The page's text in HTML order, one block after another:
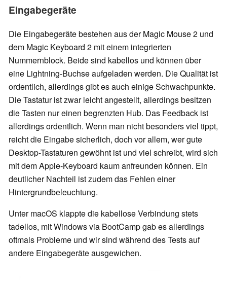
Eingabegeräte
Die Eingabegeräte bestehen aus der Magic Mouse 2 und
dem Magic Keyboard 2 mit einem integrierten
Nummernblock. Beide sind kabellos und können über
eine Lightning-Buchse aufgeladen werden. Die Qualität ist
ordentlich, allerdings gibt es auch einige Schwachpunkte.
Die Tastatur ist zwar leicht angestellt, allerdings besitzen
die Tasten nur einen begrenzten Hub. Das Feedback ist
allerdings ordentlich. Wenn man nicht besonders viel tippt,
reicht die Eingabe sicherlich, doch vor allem, wer gute
Desktop-Tastaturen gewöhnt ist und viel schreibt, wird sich
mit dem Apple-Keyboard kaum anfreunden können. Ein
deutlicher Nachteil ist zudem das Fehlen einer
Hintergrundbeleuchtung.
Unter macOS klappte die kabellose Verbindung stets
tadellos, mit Windows via BootCamp gab es allerdings
oftmals Probleme und wir sind während des Tests auf
andere Eingabegeräte ausgewichen.